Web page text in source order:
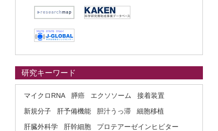
研究キーワード
マイクロRNA 膵癌 エクソソーム
接着装置
新規分子
肝予備機能 胆汁うっ滞
細胞移植
肝臓外科学
肝幹細胞
プロテアーゼインヒビター